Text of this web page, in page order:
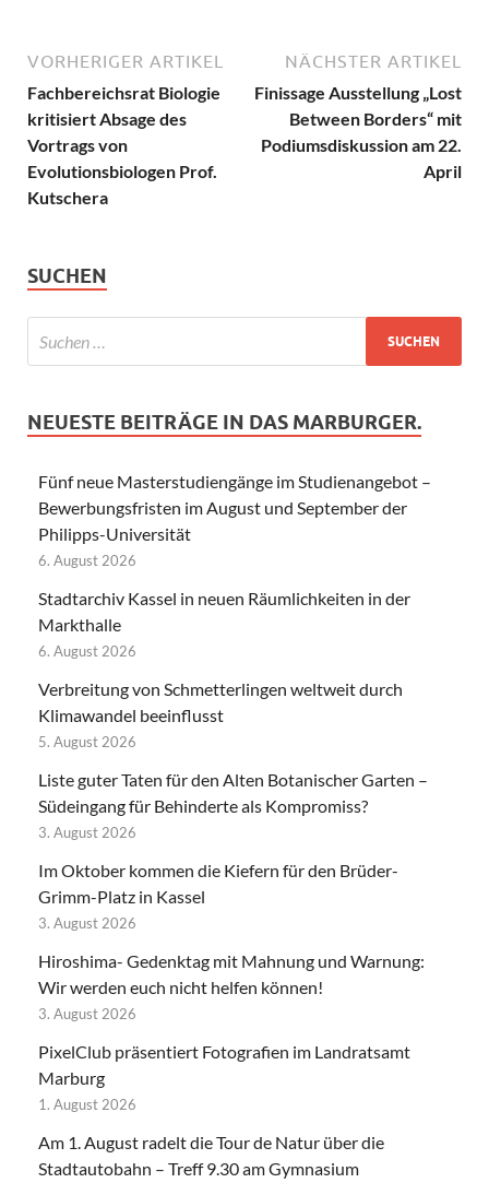
VORHERIGER ARTIKEL
Fachbereichsrat Biologie
kritisiert Absage des
Vortrags von
Evolutionsbiologen Prof.
Kutschera
NÄCHSTER ARTIKEL
Finissage Ausstellung „Lost
Between Borders“ mit
Podiumsdiskussion am 22.
April
SUCHEN
NEUESTE BEITRÄGE IN DAS MARBURGER.
Fünf neue Masterstudiengänge im Studienangebot –
Bewerbungsfristen im August und September der
Philipps-Universität
6. August 2026
Stadtarchiv Kassel in neuen Räumlichkeiten in der
Markthalle
6. August 2026
Verbreitung von Schmetterlingen weltweit durch
Klimawandel beeinflusst
5. August 2026
Liste guter Taten für den Alten Botanischer Garten –
Südeingang für Behinderte als Kompromiss?
3. August 2026
Im Oktober kommen die Kiefern für den Brüder-
Grimm-Platz in Kassel
3. August 2026
Hiroshima- Gedenktag mit Mahnung und Warnung:
Wir werden euch nicht helfen können!
3. August 2026
PixelClub präsentiert Fotografien im Landratsamt
Marburg
1. August 2026
Am 1. August radelt die Tour de Natur über die
Stadtautobahn – Treff 9.30 am Gymnasium